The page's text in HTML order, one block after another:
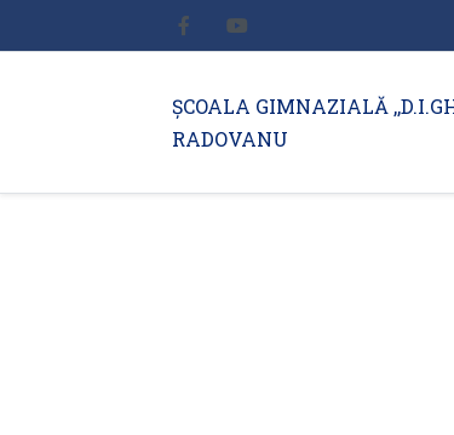
ȘCOALA GIMNAZIALĂ
RADOVANU